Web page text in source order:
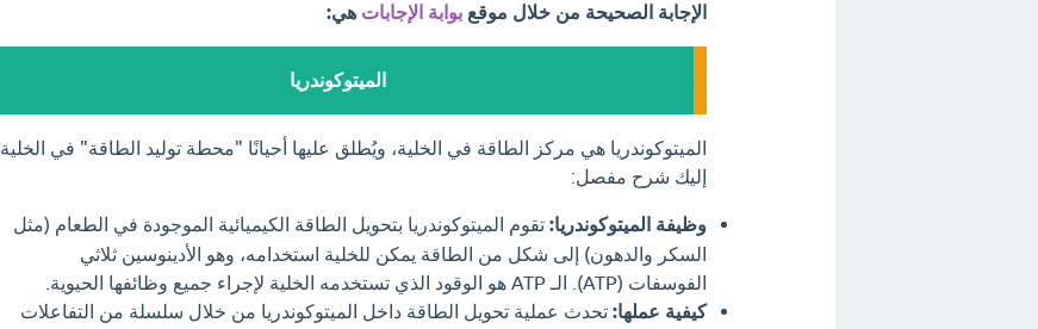
الإجابة الصحيحة من خلال موقع بوابة الإجابات هي:
الميتوكوندريا
الميتوكوندريا هي مركز الطاقة في الخلية، ويُطلق عليها أحيانًا "محطة توليد الطاقة" في الخلية.
إليك شرح مفصل:
وظيفة الميتوكوندريا: تقوم الميتوكوندريا بتحويل الطاقة الكيميائية الموجودة في الطعام (مثل
السكر والدهون) إلى شكل من الطاقة يمكن للخلية استخدامه، وهو الأدينوسين ثلاثي
الفوسفات (ATP). الـ ATP هو الوقود الذي تستخدمه الخلية لإجراء جميع وظائفها الحيوية.
كيفية عملها: تحدث عملية تحويل الطاقة داخل الميتوكوندريا من خلال سلسلة من التفاعلات